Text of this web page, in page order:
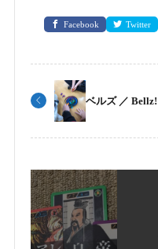
Facebook Twitter
ベルズ ／ Bellz!